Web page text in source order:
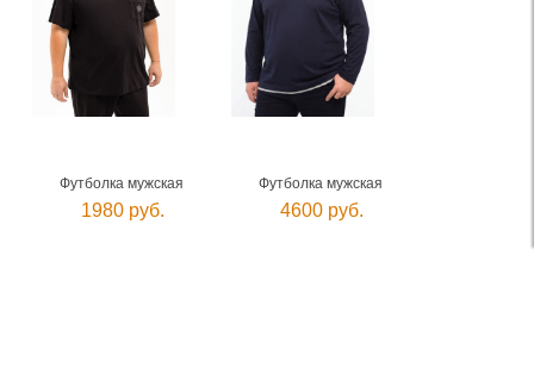
Футболка мужская
1980 руб.
Футболка мужская
4600 руб.